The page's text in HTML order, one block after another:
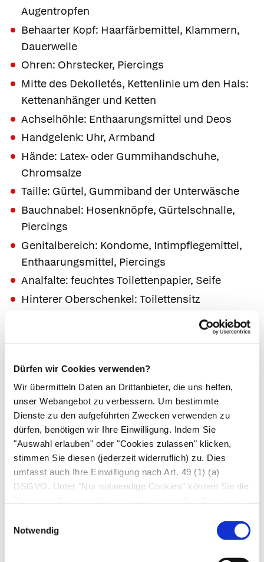
Dürfen wir Cookies verwenden?
Wir übermitteln Daten an Drittanbieter, die uns helfen,
unser Webangebot zu verbessern. Um bestimmte
Dienste zu den aufgeführten Zwecken verwenden zu
dürfen, benötigen wir Ihre Einwilligung. Indem Sie
"Auswahl erlauben" oder "Cookies zulassen" klicken,
stimmen Sie diesen (jederzeit widerruflich) zu. Dies
umfasst auch Ihre Einwilligung nach Art. 49 (1) (a)
DSGVO. Unter "Nur notwendige Cookies" können Sie die
Notwendig
Augentropfen
Behaarter Kopf: Haarfärbemittel, Klammern,
Dauerwelle
Ohren: Ohrstecker, Piercings
Mitte des Dekolletés, Kettenlinie um den Hals:
Kettenanhänger und Ketten
Achselhöhle: Enthaarungsmittel und Deos
Handgelenk: Uhr, Armband
Hände: Latex- oder Gummihandschuhe,
Chromsalze
Taille: Gürtel, Gummiband der Unterwäsche
Bauchnabel: Hosenknöpfe, Gürtelschnalle,
Piercings
Genitalbereich: Kondome, Intimpflegemittel,
Enthaarungsmittel, Piercings
Analfalte: feuchtes Toilettenpapier, Seife
Hinterer Oberschenkel: Toilettensitz
Vorderer Oberschenkel (Hosentasche):
Füße: Fußspray, Socken, Fußkettchen.
Diagnosesicherung
Die Diagnose stellt die Haut*ärzt*in anhand der
typischen Hautveränderungen, ihrer Lokalisation
und der Angaben der Patient*in. Welche
Allergene für das Ekzem verantwortlich sind,
lässt sichnachAbheilen des Ekzems am
herausfinden.